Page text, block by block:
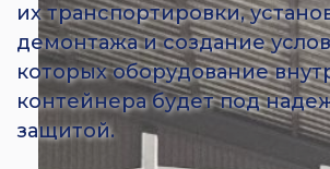
их транспортировки,
демонтажа и создание
которых оборудование
контейнера будет под
защитой.